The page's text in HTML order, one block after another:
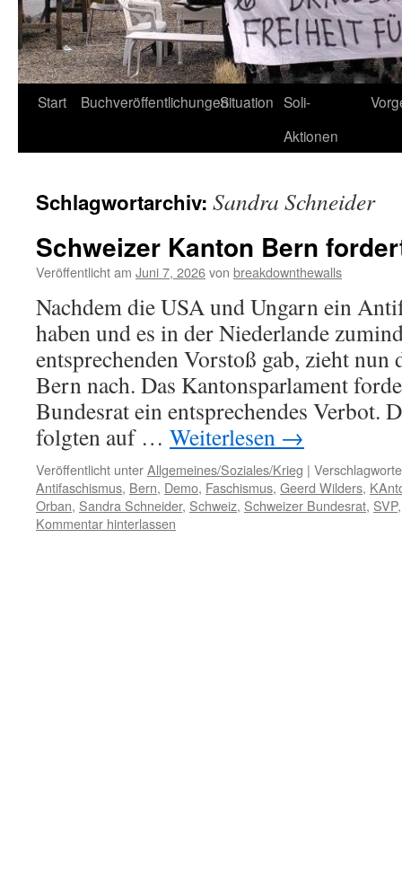
Start BuchveröffentlichungenSituation Soli-
Aktionen
Schlagwortarchiv: Sandra Schneider
Schweizer Kanton Bern
Veröffentlicht am Juni 7, 2026von breakdownthewalls
Nachdem die USA und Ungarn ein
haben und es in der Niederlande
entsprechenden Vorstoß gab, zieht nun
Bern nach. Das Kantonsparlament
Bundesrat ein entsprechendes Verbot.
folgten auf … Weiterlesen →
Veröffentlicht unterAllgemeines/Soziales/Krieg |
Antifaschismus, Bern, Demo, Faschismus, Geerd Wilders,
Orban, Sandra Schneider, Schweiz, Schweizer Bundesrat, SVP
Kommentar hinterlassen